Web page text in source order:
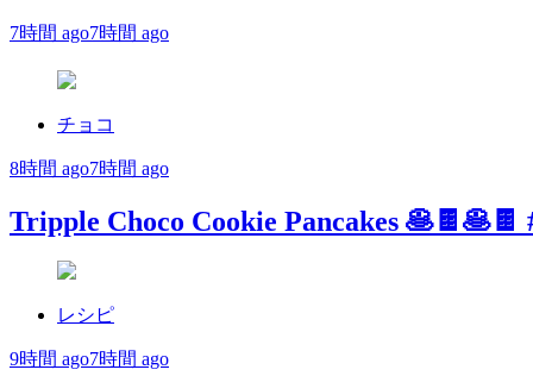
7時間 ago7時間 ago
チョコ
8時間 ago7時間 ago
Tripple Choco Cookie Pancakes
レシピ
9時間 ago7時間 ago